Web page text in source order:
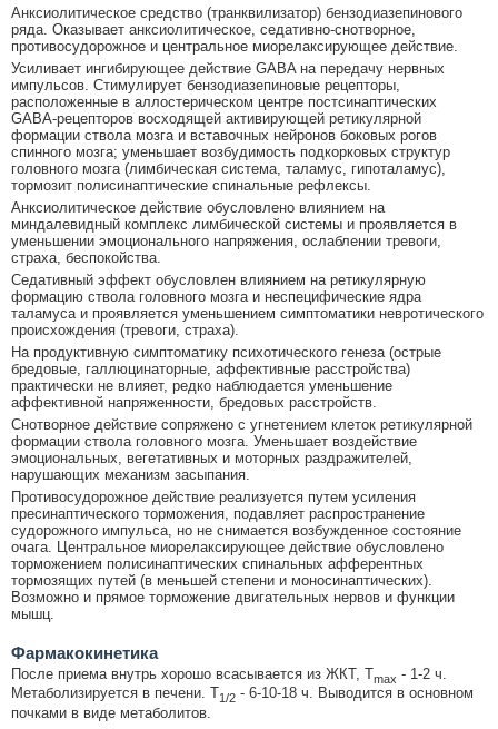
Анксиолитическое средство (транквилизатор) бензодиазепинового
ряда. Оказывает анксиолитическое, седативно-снотворное,
противосудорожное и центральное миорелаксирующее действие.
Усиливает ингибирующее действие GABA на передачу нервных
импульсов. Стимулирует бензодиазепиновые рецепторы,
расположенные в аллостерическом центре постсинаптических
GABA-рецепторов восходящей активирующей ретикулярной
формации ствола мозга и вставочных нейронов боковых рогов
спинного мозга; уменьшает возбудимость подкорковых структур
головного мозга (лимбическая система, таламус, гипоталамус),
тормозит полисинаптические спинальные рефлексы.
Анксиолитическое действие обусловлено влиянием на
миндалевидный комплекс лимбической системы и проявляется в
уменьшении эмоционального напряжения, ослаблении тревоги,
страха, беспокойства.
Седативный эффект обусловлен влиянием на ретикулярную
формацию ствола головного мозга и неспецифические ядра
таламуса и проявляется уменьшением симптоматики невротического
происхождения (тревоги, страха).
На продуктивную симптоматику психотического генеза (острые
бредовые, галлюцинаторные, аффективные расстройства)
практически не влияет, редко наблюдается уменьшение
аффективной напряженности, бредовых расстройств.
Снотворное действие сопряжено с угнетением клеток ретикулярной
формации ствола головного мозга. Уменьшает воздействие
эмоциональных, вегетативных и моторных раздражителей,
нарушающих механизм засыпания.
Противосудорожное действие реализуется путем усиления
пресинаптического торможения, подавляет распространение
судорожного импульса, но не снимается возбужденное состояние
очага. Центральное миорелаксирующее действие обусловлено
торможением полисинаптических спинальных афферентных
тормозящих путей (в меньшей степени и моносинаптических).
Возможно и прямое торможение двигательных нервов и функции
мышц.
Фармакокинетика
После приема внутрь хорошо всасывается из ЖКТ, Tmax - 1-2 ч.
Метаболизируется в печени. T1/2 - 6-10-18 ч. Выводится в основном
почками в виде метаболитов.